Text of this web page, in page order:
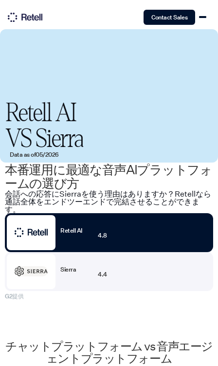
Contact Sales
Retell AI
VSSierra
Data as of05/2026
本番運用に最適な音声AIプラットフォ
ームの選び方
会話への応答にSierraを使う理由はありますか？Retellなら
通話全体をエンドツーエンドで完結させることができま
す。
Retell AI
4.8
Sierra
4.4
G2提供
チャットプラットフォーム vs 音声エージ
ェントプラットフォーム